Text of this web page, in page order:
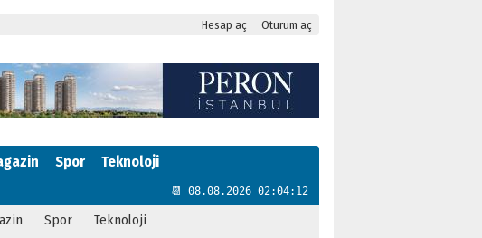
Hesap aç Oturum aç
Spor Teknoloji
📆 08.08.2026 02:04:12
Spor Teknoloji